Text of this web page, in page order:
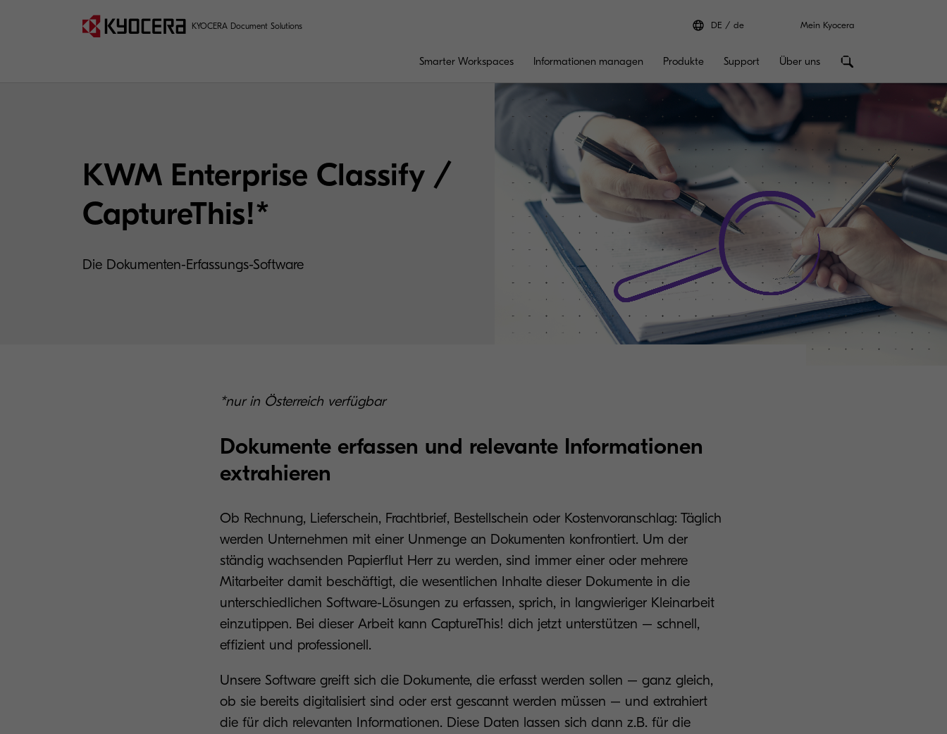
KYOCERA Document Solutions DE de Mein Kyocera
Smarter Workspaces Informationen managen Produkte Support Über uns
KWM Enterprise Classify /
CaptureThis!*
Die Dokumenten-Erfassungs-Software
*nur in Österreich verfügbar
Dokumente erfassen und relevante Informationen
extrahieren
Ob Rechnung, Lieferschein, Frachtbrief, Bestellschein oder Kostenvoranschlag: Täglich
werden Unternehmen mit einer Unmenge an Dokumenten konfrontiert. Um der
ständig wachsenden Papierflut Herr zu werden, sind immer einer oder mehrere
Mitarbeiter damit beschäftigt, die wesentlichen Inhalte dieser Dokumente in die
unterschiedlichen Software-Lösungen zu erfassen, sprich, in langwieriger Kleinarbeit
einzutippen. Bei dieser Arbeit kann CaptureThis! dich jetzt unterstützen – schnell,
effizient und professionell.
Unsere Software greift sich die Dokumente, die erfasst werden sollen – ganz gleich,
ob sie bereits digitalisiert sind oder erst gescannt werden müssen – und extrahiert
die für dich relevanten Informationen. Diese Daten lassen sich dann z.B. für die